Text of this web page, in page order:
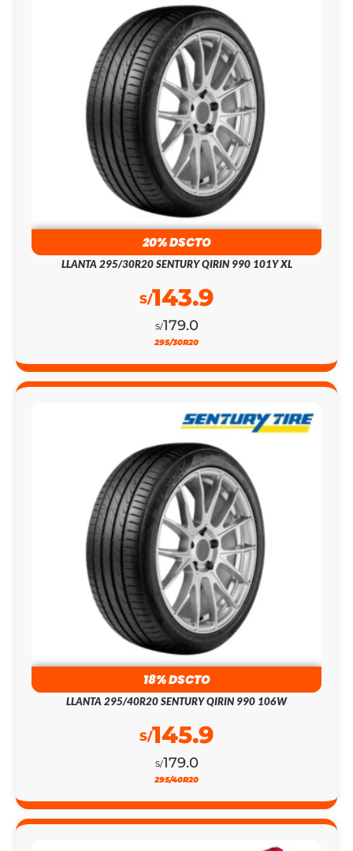
20% DSCTO
LLANTA 295/30R20 SENTURY QIRIN 990 101Y XL
S/179.0
S/143.9
295/30R20
18% DSCTO
LLANTA 295/40R20 SENTURY QIRIN 990 106W
S/179.0
S/145.9
295/40R20